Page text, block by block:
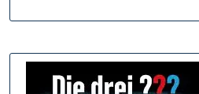
Emotionen